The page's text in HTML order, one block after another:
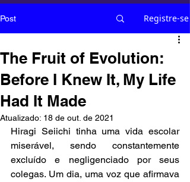
Post Registre-se
The Fruit of Evolution:
Before I Knew It, My Life
Had It Made
Atualizado: 18 de out. de 2021
Hiragi Seiichi tinha uma vida escolar
miserável, sendo constantemente
excluído e negligenciado por seus
colegas. Um dia, uma voz que afirmava